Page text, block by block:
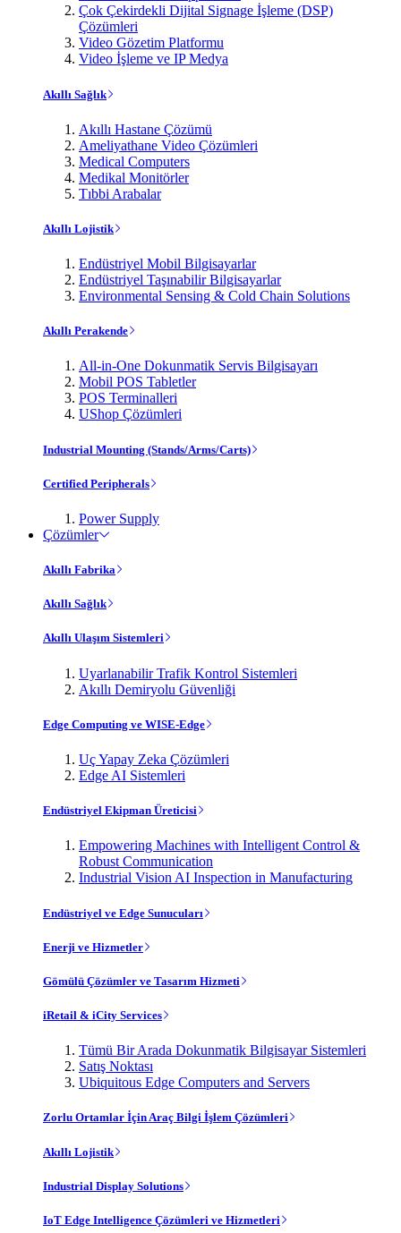
Çok Çekirdekli Dijital Signage İşleme (DSP)
Çözümleri
Video Gözetim Platformu
Video İşleme ve IP Medya
Akıllı Sağlık
Akıllı Hastane Çözümü
Ameliyathane Video Çözümleri
Medical Computers
Medikal Monitörler
Tıbbi Arabalar
Akıllı Lojistik
Endüstriyel Mobil Bilgisayarlar
Endüstriyel Taşınabilir Bilgisayarlar
Environmental Sensing & Cold Chain Solutions
Akıllı Perakende
All-in-One Dokunmatik Servis Bilgisayarı
Mobil POS Tabletler
POS Terminalleri
UShop Çözümleri
Industrial Mounting (Stands/Arms/Carts)
Certified Peripherals
Power Supply
Çözümler
Akıllı Fabrika
Akıllı Sağlık
Akıllı Ulaşım Sistemleri
Uyarlanabilir Trafik Kontrol Sistemleri
Akıllı Demiryolu Güvenliği
Edge Computing ve WISE-Edge
Uç Yapay Zeka Çözümleri
Edge AI Sistemleri
Endüstriyel Ekipman Üreticisi
Empowering Machines with Intelligent Control &
Robust Communication
Industrial Vision AI Inspection in Manufacturing
Endüstriyel ve Edge Sunucuları
Enerji ve Hizmetler
Gömülü Çözümler ve Tasarım Hizmeti
iRetail & iCity Services
Tümü Bir Arada Dokunmatik Bilgisayar Sistemleri
Satış Noktası
Ubiquitous Edge Computers and Servers
Zorlu Ortamlar İçin Araç Bilgi İşlem Çözümleri
Akıllı Lojistik
Industrial Display Solutions
IoT Edge Intelligence Çözümleri ve Hizmetleri